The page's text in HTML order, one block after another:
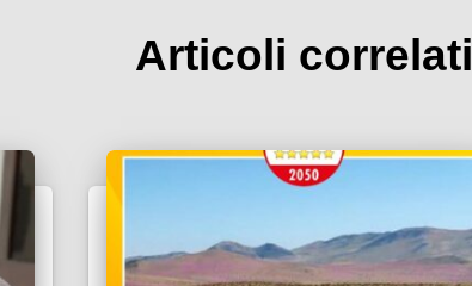
Articoli correlati